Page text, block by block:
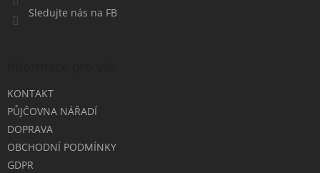
Sledujte nás na FB
KONTAKT
PŮJČOVNA NÁŘADÍ
DOPRAVA
OBCHODNÍ PODMÍNKY
GDPR